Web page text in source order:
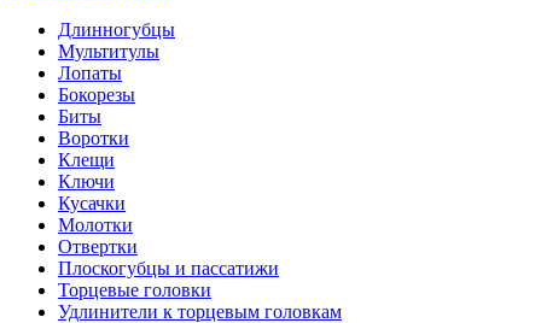
Длинногубцы
Мультитулы
Лопаты
Бокорезы
Биты
Воротки
Клещи
Ключи
Кусачки
Молотки
Отвертки
Плоскогубцы и пассатижи
Торцевые головки
Удлинители к торцевым головкам